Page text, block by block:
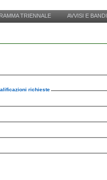
TRIENNALE AVVISI E BANDI
richieste